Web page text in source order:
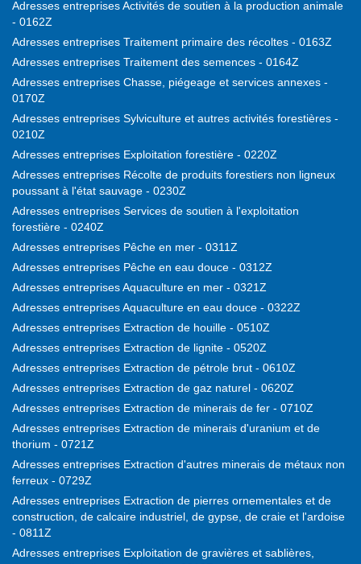
Adresses entreprises Activités de soutien à la production animale
- 0162Z
Adresses entreprises Traitement primaire des récoltes - 0163Z
Adresses entreprises Traitement des semences - 0164Z
Adresses entreprises Chasse, piégeage et services annexes -
0170Z
Adresses entreprises Sylviculture et autres activités forestières -
0210Z
Adresses entreprises Exploitation forestière - 0220Z
Adresses entreprises Récolte de produits forestiers non ligneux
poussant à l'état sauvage - 0230Z
Adresses entreprises Services de soutien à l'exploitation
forestière - 0240Z
Adresses entreprises Pêche en mer - 0311Z
Adresses entreprises Pêche en eau douce - 0312Z
Adresses entreprises Aquaculture en mer - 0321Z
Adresses entreprises Aquaculture en eau douce - 0322Z
Adresses entreprises Extraction de houille - 0510Z
Adresses entreprises Extraction de lignite - 0520Z
Adresses entreprises Extraction de pétrole brut - 0610Z
Adresses entreprises Extraction de gaz naturel - 0620Z
Adresses entreprises Extraction de minerais de fer - 0710Z
Adresses entreprises Extraction de minerais d'uranium et de
thorium - 0721Z
Adresses entreprises Extraction d'autres minerais de métaux non
ferreux - 0729Z
Adresses entreprises Extraction de pierres ornementales et de
construction, de calcaire industriel, de gypse, de craie et l'ardoise
- 0811Z
Adresses entreprises Exploitation de gravières et sablières,